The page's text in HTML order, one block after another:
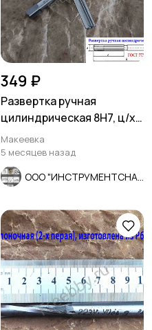
349 ₽
Развертка ручная
цилиндрическая 8Н7, ц/х,
9ХС, Z6, прямозубая,
115/58.
Макеевка
5 месяцев назад